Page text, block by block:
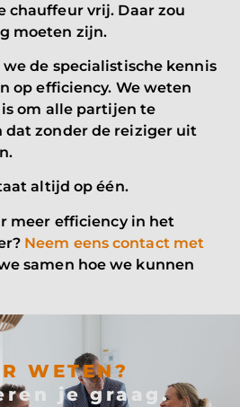
chauffeur vrij. Daar zou
moeten zijn.
de specialistische kennis
op efficiency. We weten
om alle partijen te
dat zonder de reiziger uit
altijd op één.
meer efficiency in het
Neem eens contact met
samen hoe we kunnen
WETEN?
je graag.